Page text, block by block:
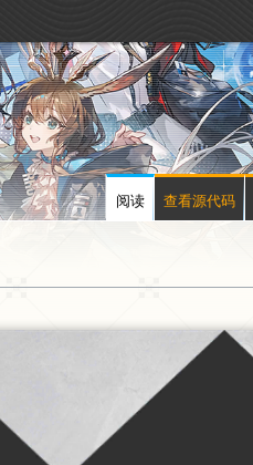
阅读 查看源代码